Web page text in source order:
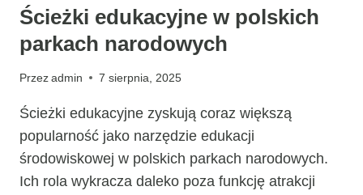
Ścieżki edukacyjne w polskich
parkach narodowych
Przezadmin 7 sierpnia, 2025
Ścieżki edukacyjne zyskują coraz większą
popularność jako narzędzie edukacji
środowiskowej w polskich parkach narodowych.
Ich rola wykracza daleko poza funkcję atrakcji